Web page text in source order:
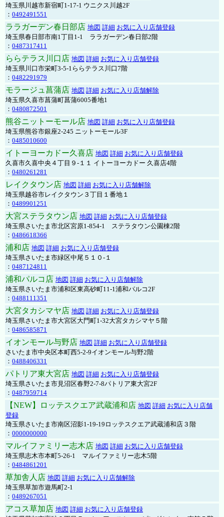
埼玉県川越市新宿町1-17-1 ウニクス川越2F
： 0492491551
ララガーデン春日部店 地図 詳細 お気に入り店舗登録
埼玉県春日部市南1丁目1-1 ララガーデン春日部2階
： 0487317411
ららテラス川口店 地図 詳細 お気に入り店舗登録
埼玉県川口市栄町3-5-1ららテラス川口7階
： 0482291979
モラージュ菖蒲店 地図 詳細 お気に入り店舗解除
埼玉県久喜市菖蒲町菖蒲6005番地1
： 0480872501
熊谷ニットーモール店 地図 詳細 お気に入り店舗登録
埼玉県熊谷市銀座2-245 ニットーモール3F
： 0485010600
イトーヨーカドー久喜店 地図 詳細 お気に入り店舗登録
久喜市久喜中央４丁目９-１１ イトーヨーカドー 久喜店4階
： 0480261281
レイクタウン店 地図 詳細 お気に入り店舗解除
埼玉県越谷市レイクタウン３丁目１番地１
： 0489901251
大宮ステラタウン店 地図 詳細 お気に入り店舗登録
埼玉県さいたま市北区宮原1-854-1 ステラタウン公園棟2階
： 0486618366
浦和店 地図 詳細 お気に入り店舗登録
埼玉県さいたま市緑区中尾５１０-１
： 0487124811
浦和パルコ店 地図 詳細 お気に入り店舗解除
埼玉県さいたま市浦和区東高砂町11-1浦和パルコ2F
： 0488111351
大宮タカシマヤ店 地図 詳細 お気に入り店舗登録
埼玉県さいたま市大宮区大門町1-32大宮タカシマヤ５階
： 0486585871
イオンモール与野店 地図 詳細 お気に入り店舗登録
さいたま市中央区本町西5-2-9イオンモール与野2階
： 0488406331
パトリア東大宮店 地図 詳細 お気に入り店舗登録
埼玉県さいたま市見沼区春野2-7-8パトリア東大宮2F
： 0487959714
【NEW】ロッテスクエア武蔵浦和店 地図 詳細 お気に入り店舗
登録
埼玉県さいたま市南区沼影1-19-19ロッテスクエア武蔵浦和店３階
： 0000000000
マルイファミリー志木店 地図 詳細 お気に入り店舗登録
埼玉県志木市本町5-26-1 マルイファミリー志木5階
： 0484861201
草加舎人店 地図 詳細 お気に入り店舗解除
埼玉県草加市遊馬町2-1
： 0489267051
アコス草加店 地図 詳細 お気に入り店舗登録